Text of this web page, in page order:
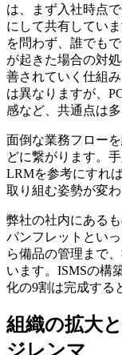
は、まず入社時点
にして共有してい
を問わず、誰でも
が起きた場合の対
善されていく仕組
は異なりますが、
感など、共通点は
面倒な業務フロー
どに繋がります。
LRMを参考にすれ
取り組む姿勢が変わ
弊社の社内にある
パンフレットとい
ら備品の管理まで
います。ISMSの構
化の9割は完成する
組織の拡大
ジレンマ